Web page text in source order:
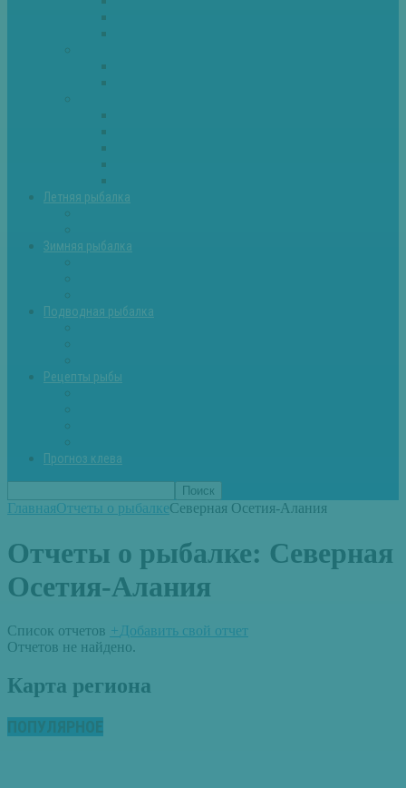
Летняя рыбалка
Зимняя рыбалка
Подводная рыбалка
Рецепты рыбы
Прогноз клева
ГлавнаяОтчеты о рыбалкеСеверная Осетия-Алания
Отчеты о рыбалке: Северная
Осетия-Алания
Список отчетов + Добавить свой отчет
Отчетов не найдено.
Карта региона
ПОПУЛЯРНОЕ